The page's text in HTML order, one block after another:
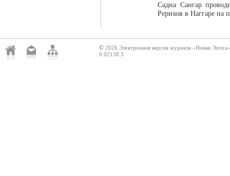
Садна Сангар
Рерихов в Наггаре на
© 2026 Электронная версия журнала «Новая Эпоха»
0.02138 3